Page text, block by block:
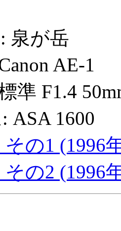
泉が岳
AE-1
準 F1.4
ASA 1600
の1 (1996
の2 (1996